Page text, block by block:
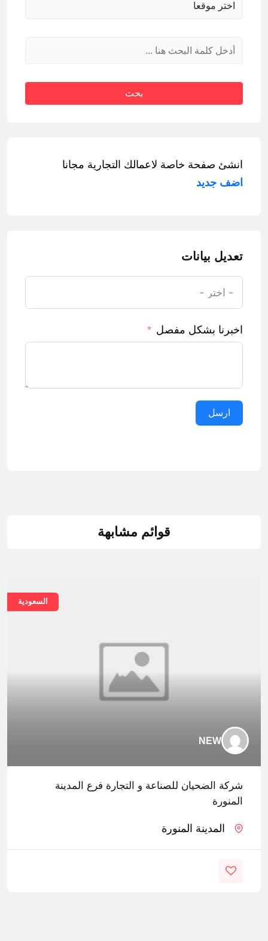
بحث
انشئ صفحة خاصة لاعمالك التجارية مجانا
اضف جديد
تعديل بيانات
اخبرنا بشكل مفصل
ارسل
قوائم مشابهة
السعودية
NEW
شركة الضحيان للصناعة و التجارة فرع المدينة
المنورة
المدينة المنورة